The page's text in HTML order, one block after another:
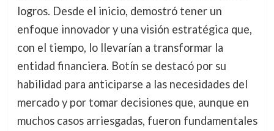
logros. Desde el inicio, demostró tener un
enfoque innovador y una visión estratégica que,
con el tiempo, lo llevarían a transformar la
entidad financiera. Botín se destacó por su
habilidad para anticiparse a las necesidades del
mercado y por tomar decisiones que, aunque en
muchos casos arriesgadas, fueron fundamentales